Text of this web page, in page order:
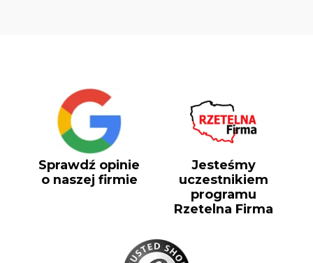
Sprawdź opinie
o naszej firmie
Jesteśmy
uczestnikiem
programu
Rzetelna Firma